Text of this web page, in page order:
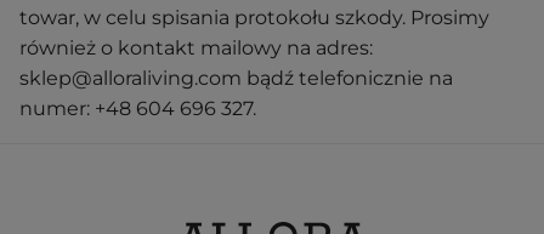
towar, w celu spisania protokołu szkody. Prosimy
również o kontakt mailowy na adres:
sklep@alloraliving.com bądź telefonicznie na
numer: +48 604 696 327.